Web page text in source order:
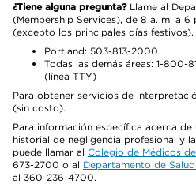
¿Tiene alguna pregunta?Llame al
(Membership Services), de 8 a. m. a 6
(excepto los principales días festivos).
Portland: 503-813-2000
Todas las demás áreas: 1-800-
(línea TTY)
Para obtener servicios de
(sin costo).
Para información específica acerca de
historial de negligencia profesional y
puede llamar al Colegio de Médicos
673-2700 o al Departamento de
al 360-236-4700.